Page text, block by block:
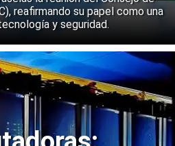
reafirmando su papel como una
y seguridad.